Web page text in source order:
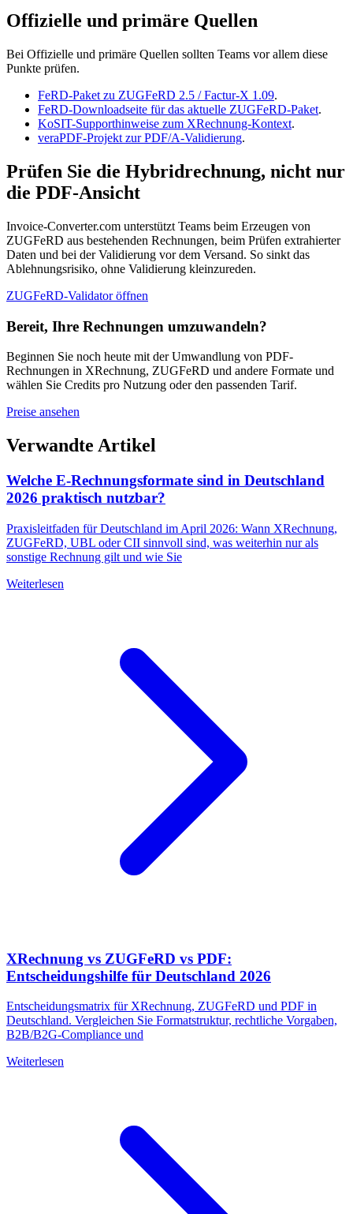
Offizielle und primäre Quellen
Bei Offizielle und primäre Quellen sollten Teams vor allem diese
Punkte prüfen.
FeRD-Paket zu ZUGFeRD 2.5 / Factur-X 1.09.
FeRD-Downloadseite für das aktuelle ZUGFeRD-Paket.
KoSIT-Supporthinweise zum XRechnung-Kontext.
veraPDF-Projekt zur PDF/A-Validierung.
Prüfen Sie die Hybridrechnung, nicht nur
die PDF-Ansicht
Invoice-Converter.com unterstützt Teams beim Erzeugen von
ZUGFeRD aus bestehenden Rechnungen, beim Prüfen extrahierter
Daten und bei der Validierung vor dem Versand. So sinkt das
Ablehnungsrisiko, ohne Validierung kleinzureden.
ZUGFeRD-Validator öffnen
Bereit, Ihre Rechnungen umzuwandeln?
Beginnen Sie noch heute mit der Umwandlung von PDF-
Rechnungen in XRechnung, ZUGFeRD und andere Formate und
wählen Sie Credits pro Nutzung oder den passenden Tarif.
Preise ansehen
Verwandte Artikel
Welche E-Rechnungsformate sind in Deutschland
2026 praktisch nutzbar?
Praxisleitfaden für Deutschland im April 2026: Wann XRechnung,
ZUGFeRD, UBL oder CII sinnvoll sind, was weiterhin nur als
sonstige Rechnung gilt und wie Sie
Weiterlesen
XRechnung vs ZUGFeRD vs PDF:
Entscheidungshilfe für Deutschland 2026
Entscheidungsmatrix für XRechnung, ZUGFeRD und PDF in
Deutschland. Vergleichen Sie Formatstruktur, rechtliche Vorgaben,
B2B/B2G-Compliance und
Weiterlesen